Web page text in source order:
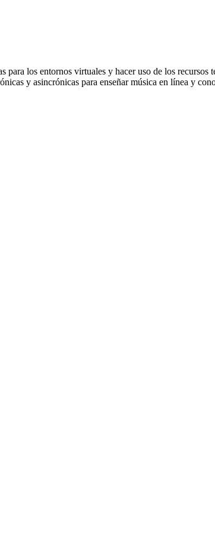
los entornos virtuales y hacer uso de los recursos
y asincrónicas para enseñar música en línea y